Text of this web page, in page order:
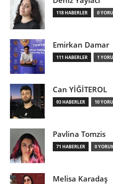
118 HABERLER 0
Emirkan Damar
111 HABERLER 1
Can YİĞİTEROL
93 HABERLER 10
Pavlina Tomzis
71 HABERLER 0
Melisa Karadaş